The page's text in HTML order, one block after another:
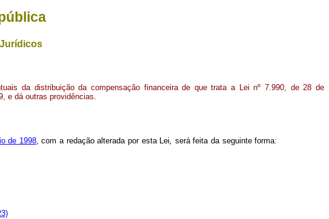
da distribuição da compensação financeira de que trata a Lei nº 7.990, de 28 de
e dá outras providências.
de 1998, com a redação alterada por esta Lei, será feita da seguinte forma: